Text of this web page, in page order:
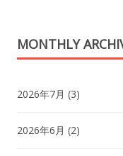
MONTHLY
2026年7月 (3)
2026年6月 (2)